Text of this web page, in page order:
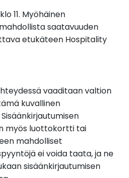
11. Myöhäinen
saatavuuden
etukäteen Hospitality
vaaditaan valtion
kuvallinen
myös luottokortti tai
mahdolliset
ei voida taata, ja ne
sisäänkirjautumisen